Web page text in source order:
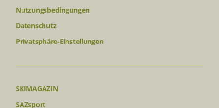
Nutzungsbedingungen
Datenschutz
Privatsphäre-Einstellungen
SKIMAGAZIN
SAZsport